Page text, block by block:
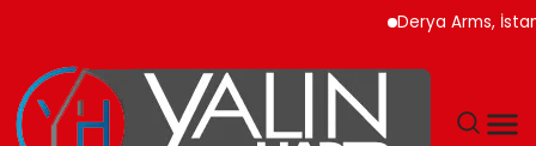
Derya Arms,